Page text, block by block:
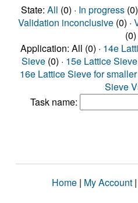
State: All (0) · In progress(0)
Validation inconclusive(0) ·
(0)
Application: All (0) · 14e
Sieve (0) · 15e Lattice
16e Lattice Sieve for
Sieve
Task name:
Home | My Account |